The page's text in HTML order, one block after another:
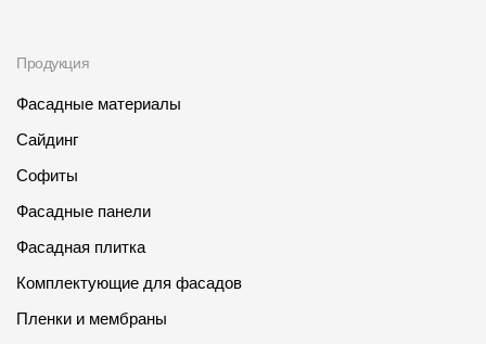
Продукция
Фасадные материалы
Сайдинг
Софиты
Фасадные панели
Фасадная плитка
Комплектующие для фасадов
Пленки и мембраны